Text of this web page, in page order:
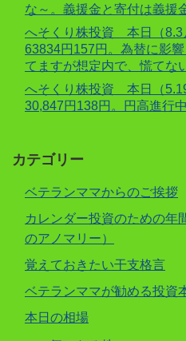
な～。義援金と寄付は義援
へそくり株投資 本日（8.3
63834円157円。為替に影
てますが想定内で、慌てな
へそくり株投資 本日（
30,847円138円。円高進行
カテゴリー
ベテランママからのご挨拶
カレンダー投資のための年
のアノマリー）
覚えておきたい干支格言
ベテランママが勧める投資
本日の相場